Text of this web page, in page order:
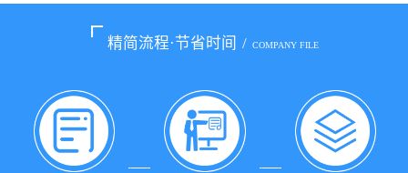
精简流程·节省时间 / COMPANY FILE